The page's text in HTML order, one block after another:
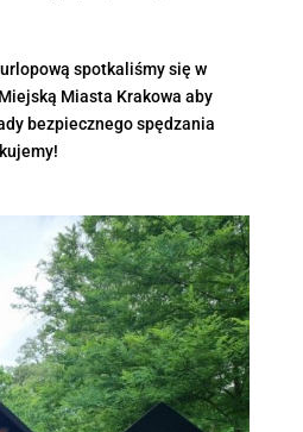
spotkaliśmy się w
Miasta Krakowa aby
bezpiecznego spędzania